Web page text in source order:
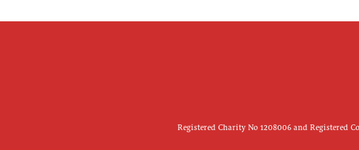
Registered Charity No 1208006 and Registered